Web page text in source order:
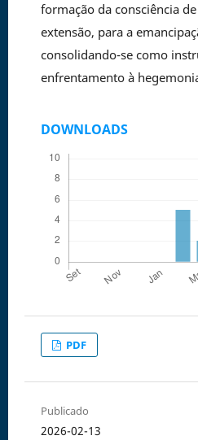
formação da consciência
extensão, para a
consolidando-se como
enfrentamento à
DOWNLOADS
PDF
Publicado
2026-02-13